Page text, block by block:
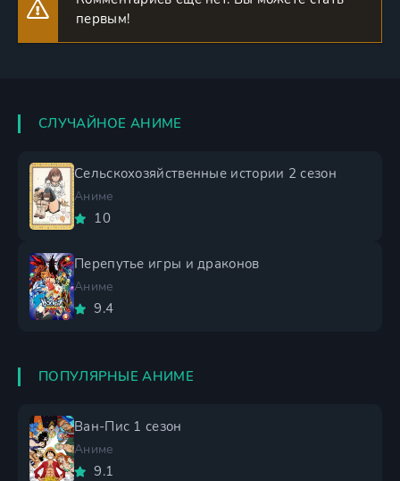
первым!
СЛУЧАЙНОЕ АНИМЕ
Сельскохозяйственные истории 2 сезон
Аниме
10
Перепутье игры и драконов
Аниме
9.4
ПОПУЛЯРНЫЕ АНИМЕ
Ван-Пис 1 сезон
Аниме
9.1